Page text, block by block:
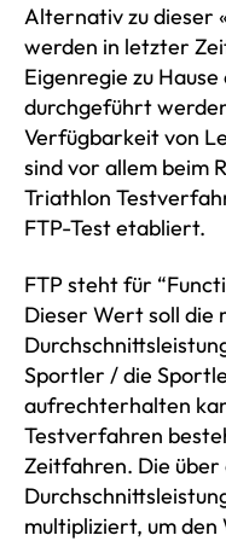
Alternativ zu dieser
werden in letzter
Eigenregie zu
durchgeführt
Verfügbarkeit von
sind vor allem beim
Triathlon
FTP-Test etabliert.
FTP steht für
Dieser Wert soll die
Sportler / die
aufrechterhalten
Testverfahren
Zeitfahren. Die
multipliziert, um den